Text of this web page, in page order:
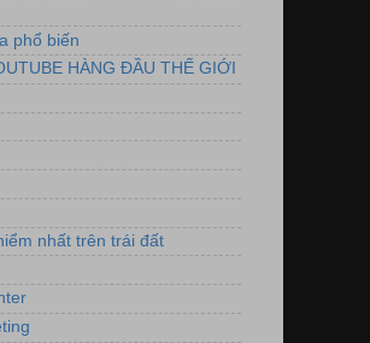
phổ biến
HÀNG ĐẦU THẾ GIỚI
nhất trên trái đất